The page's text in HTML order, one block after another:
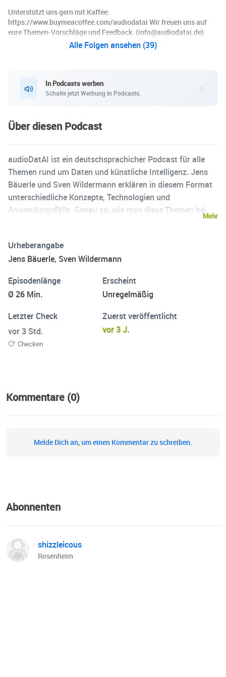
Unterstützt uns gern mit Kaffee:
https://www.buymeacoffee.com/audiodatai Wir freuen uns auf
eure Themen-Vorschläge und Feedback. (info@audiodatai.de)
Alle Folgen ansehen (39)
In Podcasts werben
Schalte jetzt Werbung in Podcasts.
Über diesen Podcast
audioDatAI ist ein deutschsprachicher Podcast für alle
Themen rund um Daten und künstliche Intelligenz. Jens
Bäuerle und Sven Wildermann erklären in diesem Format
unterschiedliche Konzepte, Technologien und
Anwendungsfälle. Genau so, wie man diese Themen bei
verständlich. Themenvorschläge, Feedback oder auch
Anregungen an info@audiodatai.de.
Mehr
Urheberangabe
Jens Bäuerle, Sven Wildermann
Episodenlänge
Ø 26 Min.
Erscheint
Unregelmäßig
Letzter Check
vor 3 Std.
Checken
Zuerst veröffentlicht
vor 3 J.
Kommentare (0)
Melde Dich an, um einen Kommentar zu schreiben.
Abonnenten
shizzleicous
Rosenheim